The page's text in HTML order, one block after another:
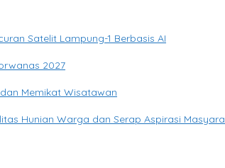
Satelit Lampung-1 Berbasis AI
2027
Memikat Wisatawan
Hunian Warga dan Serap Aspirasi